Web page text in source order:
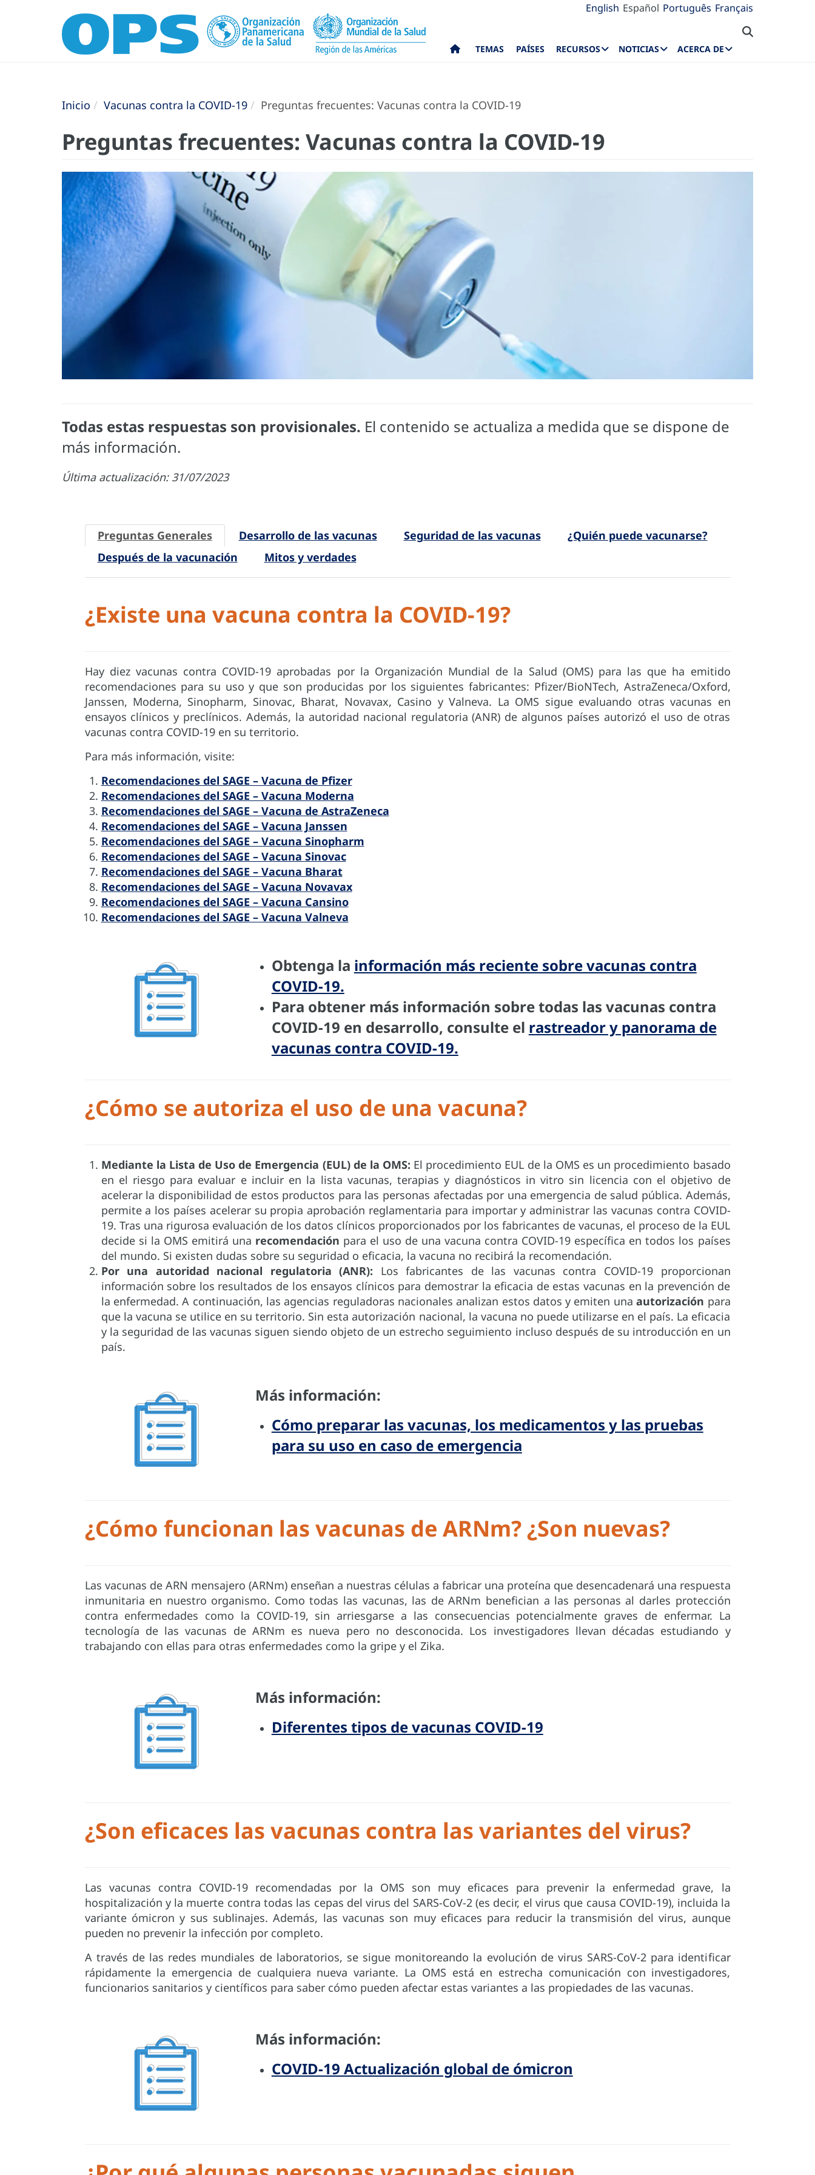
English Español Português Français
TEMAS PAÍSES RECURSOS NOTICIAS ACERCA DE
Inicio Vacunas contra la COVID-19 Preguntas frecuentes: Vacunas contra la COVID-19
Preguntas frecuentes: Vacunas contra la COVID-19
Todas estas respuestas son provisionales. El contenido se actualiza a medida que se dispone de
más información.
Última actualización: 31/07/2023
Preguntas Generales Desarrollo de las vacunas Seguridad de las vacunas
¿Quién puede vacunarse?
Después de la vacunación
Mitos y verdades
¿Existe una vacuna contra la COVID-19?
Hay diez vacunas contra COVID-19 aprobadas por la Organización Mundial de la Salud (OMS) para las que ha emitido
recomendaciones para su uso y que son producidas por los siguientes fabricantes: Pfizer/BioNTech, AstraZeneca/Oxford,
Janssen, Moderna, Sinopharm, Sinovac, Bharat, Novavax, Casino y Valneva. La OMS sigue evaluando otras vacunas en
ensayos clínicos y preclínicos. Además, la autoridad nacional regulatoria (ANR) de algunos países autorizó el uso de otras
vacunas contra COVID-19 en su territorio.
Para más información, visite:
Recomendaciones del SAGE – Vacuna de Pfizer
Recomendaciones del SAGE – Vacuna Moderna
Recomendaciones del SAGE – Vacuna de AstraZeneca
Recomendaciones del SAGE – Vacuna Janssen
Recomendaciones del SAGE – Vacuna Sinopharm
Recomendaciones del SAGE – Vacuna Sinovac
Recomendaciones del SAGE – Vacuna Bharat
Recomendaciones del SAGE – Vacuna Novavax
Recomendaciones del SAGE – Vacuna Cansino
Recomendaciones del SAGE – Vacuna Valneva
Obtenga la información más reciente sobre vacunas contra
COVID-19.
Para obtener más información sobre todas las vacunas contra
COVID-19 en desarrollo, consulte el rastreador y panorama de
vacunas contra COVID-19.
¿Cómo se autoriza el uso de una vacuna?
Mediante la Lista de Uso de Emergencia (EUL) de la OMS: El procedimiento EUL de la OMS es un procedimiento basado
en el riesgo para evaluar e incluir en la lista vacunas, terapias y diagnósticos in vitro sin licencia con el objetivo de
acelerar la disponibilidad de estos productos para las personas afectadas por una emergencia de salud pública. Además,
permite a los países acelerar su propia aprobación reglamentaria para importar y administrar las vacunas contra COVID-
19. Tras una rigurosa evaluación de los datos clínicos proporcionados por los fabricantes de vacunas, el proceso de la EUL
decide si la OMS emitirá una recomendación para el uso de una vacuna contra COVID-19 específica en todos los países
del mundo. Si existen dudas sobre su seguridad o eficacia, la vacuna no recibirá la recomendación.
Por una autoridad nacional regulatoria (ANR): Los fabricantes de las vacunas contra COVID-19 proporcionan
información sobre los resultados de los ensayos clínicos para demostrar la eficacia de estas vacunas en la prevención de
la enfermedad. A continuación, las agencias reguladoras nacionales analizan estos datos y emiten unaautorización para
que la vacuna se utilice en su territorio. Sin esta autorización nacional, la vacuna no puede utilizarse en el país. La eficacia
y la seguridad de las vacunas siguen siendo objeto de un estrecho seguimiento incluso después de su introducción en un
país.
Más información:
Cómo preparar las vacunas, los medicamentos y las pruebas
para su uso en caso de emergencia
¿Cómo funcionan las vacunas de ARNm? ¿Son nuevas?
Las vacunas de ARN mensajero (ARNm) enseñan a nuestras células a fabricar una proteína que desencadenará una respuesta
inmunitaria en nuestro organismo. Como todas las vacunas, las de ARNm benefician a las personas al darles protección
contra enfermedades como la COVID-19, sin arriesgarse a las consecuencias potencialmente graves de enfermar. La
tecnología de las vacunas de ARNm es nueva pero no desconocida. Los investigadores llevan décadas estudiando y
trabajando con ellas para otras enfermedades como la gripe y el Zika.
Más información:
Diferentes tipos de vacunas COVID-19
¿Son eficaces las vacunas contra las variantes del virus?
Las vacunas contra COVID-19 recomendadas por la OMS son muy eficaces para prevenir la enfermedad grave, la
hospitalización y la muerte contra todas las cepas del virus del SARS-CoV-2 (es decir, el virus que causa COVID-19), incluida la
variante ómicron y sus sublinajes. Además, las vacunas son muy eficaces para reducir la transmisión del virus, aunque
pueden no prevenir la infección por completo.
A través de las redes mundiales de laboratorios, se sigue monitoreando la evolución de virus SARS-CoV-2 para identificar
rápidamente la emergencia de cualquiera nueva variante. La OMS está en estrecha comunicación con investigadores,
funcionarios sanitarios y científicos para saber cómo pueden afectar estas variantes a las propiedades de las vacunas.
Más información:
COVID-19 Actualización global de ómicron